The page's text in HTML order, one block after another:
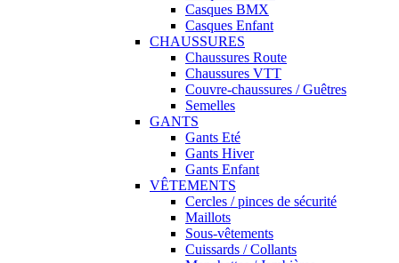
Casques BMX
Casques Enfant
CHAUSSURES
Chaussures Route
Chaussures VTT
Couvre-chaussures / Guêtres
Semelles
GANTS
Gants Eté
Gants Hiver
Gants Enfant
VÊTEMENTS
Cercles / pinces de sécurité
Maillots
Sous-vêtements
Cuissards / Collants